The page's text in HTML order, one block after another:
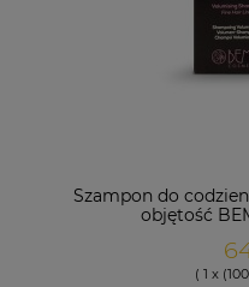
Szampon do
objętość
( 1 x